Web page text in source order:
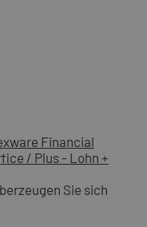
Financial
/ Plus - Lohn +
Sie sich